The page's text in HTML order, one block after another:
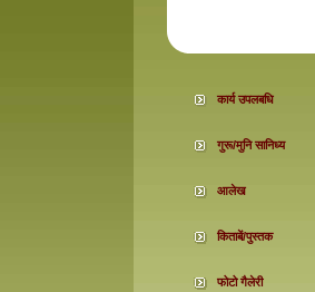
कार्य उपलबधि
गुरू/मुनि सानिध्य
आलेख
किताबें/पुस्तक
फोटो गैलेरी
Wipsum dolor sit